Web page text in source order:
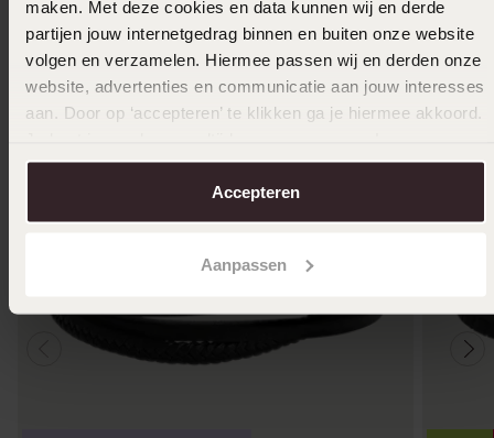
maken. Met deze cookies en data kunnen wij en derde
partijen jouw internetgedrag binnen en buiten onze website
volgen en verzamelen. Hiermee passen wij en derden onze
website, advertenties en communicatie aan jouw interesses
aan. Door op ‘accepteren’ te klikken ga je hiermee akkoord.
over in onscookiebeleid.
Accepteren
Aanpassen
Ook leuk voor jou